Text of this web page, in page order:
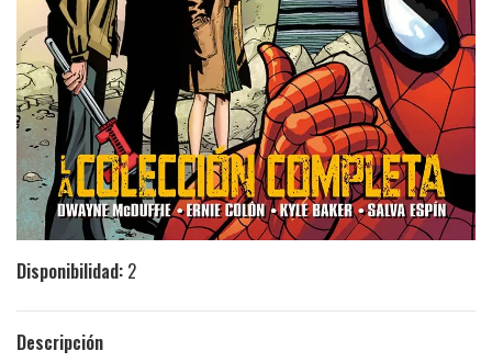
Disponibilidad: 2
Descripción